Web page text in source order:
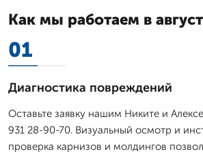
Как мы работаем в
01
Диагностика повреждений
Оставьте заявку нашим Никите и
931 28-90-70. Визуальный осмотр и
проверка карнизов и молдингов